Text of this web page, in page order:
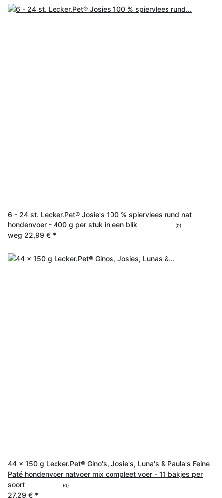
6 - 24 st. Lecker.Pet® Josie's 100 % spiervlees rund nat
hondenvoer - 400 g per stuk in een blik
(0)
weg 22,99 € *
44 x 150 g Lecker.Pet® Gino's, Josie's, Luna's & Paula's Feine
Paté hondenvoer natvoer mix compleet voer - 11 bakjes per
soort
(0)
27,29 € *